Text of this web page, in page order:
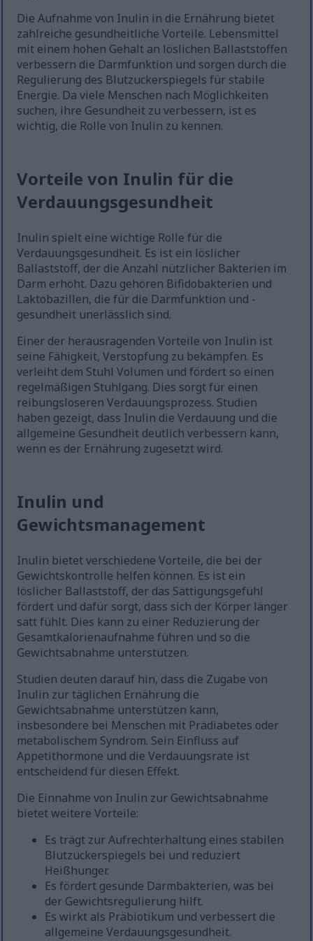
Die Aufnahme von Inulin in die Ernährung bietet
zahlreiche gesundheitliche Vorteile. Lebensmittel
mit einem hohen Gehalt an löslichen Ballaststoffen
verbessern die Darmfunktion und sorgen durch die
Regulierung des Blutzuckerspiegels für stabile
Energie. Da viele Menschen nach Möglichkeiten
suchen, ihre Gesundheit zu verbessern, ist es
wichtig, die Rolle von Inulin zu kennen.
Vorteile von Inulin für die
Verdauungsgesundheit
Inulin spielt eine wichtige Rolle für die
Verdauungsgesundheit. Es ist ein löslicher
Ballaststoff, der die Anzahl nützlicher Bakterien im
Darm erhöht. Dazu gehören Bifidobakterien und
Laktobazillen, die für die Darmfunktion und -
gesundheit unerlässlich sind.
Einer der herausragenden Vorteile von Inulin ist
seine Fähigkeit, Verstopfung zu bekämpfen. Es
verleiht dem Stuhl Volumen und fördert so einen
regelmäßigen Stuhlgang. Dies sorgt für einen
reibungsloseren Verdauungsprozess. Studien
haben gezeigt, dass Inulin die Verdauung und die
allgemeine Gesundheit deutlich verbessern kann,
wenn es der Ernährung zugesetzt wird.
Inulin und
Gewichtsmanagement
Inulin bietet verschiedene Vorteile, die bei der
Gewichtskontrolle helfen können. Es ist ein
löslicher Ballaststoff, der das Sättigungsgefühl
fördert und dafür sorgt, dass sich der Körper länger
satt fühlt. Dies kann zu einer Reduzierung der
Gesamtkalorienaufnahme führen und so die
Gewichtsabnahme unterstützen.
Studien deuten darauf hin, dass die Zugabe von
Inulin zur täglichen Ernährung die
Gewichtsabnahme unterstützen kann,
insbesondere bei Menschen mit Prädiabetes oder
metabolischem Syndrom. Sein Einfluss auf
Appetithormone und die Verdauungsrate ist
entscheidend für diesen Effekt.
Die Einnahme von Inulin zur Gewichtsabnahme
bietet weitere Vorteile:
Es trägt zur Aufrechterhaltung eines stabilen
Blutzuckerspiegels bei und reduziert
Heißhunger.
Es fördert gesunde Darmbakterien, was bei
der Gewichtsregulierung hilft.
Es wirkt als Präbiotikum und verbessert die
allgemeine Verdauungsgesundheit.